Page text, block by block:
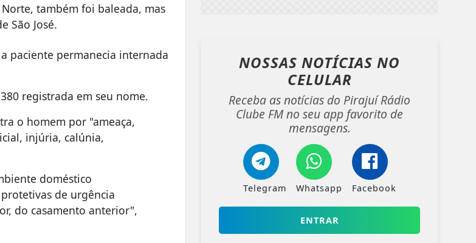
também foi baleada, mas
São José.
paciente permanecia internada
registrada em seu nome.
o homem por "ameaça,
injúria, calúnia,
doméstico
de urgência
do casamento anterior",
NOSSAS NOTÍCIASNO
CELULAR
Receba as notícias do Pirajuí Rádio
Clube FM no seu app favorito de
mensagens.
Telegram Whatsapp Facebook
ENTRAR